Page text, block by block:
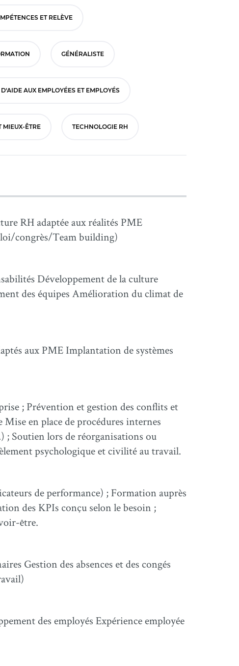
ET RELÈVE
GÉNÉRALISTE
AUX EMPLOYÉES ET EMPLOYÉS
MIEUX-ÊTRE TECHNOLOGIE RH
RH adaptée aux réalités PME
congrès/Team building)
Développement de la culture
des équipes Amélioration du climat de
aux PME Implantation de systèmes
; Prévention et gestion des conflits et
en place de procédures internes
; Soutien lors de réorganisations ou
psychologique et civilité au travail.
de performance) ; Formation auprès
des KPIs conçu selon le besoin ;
être.
Gestion des absences et des congés
des employés Expérience employée